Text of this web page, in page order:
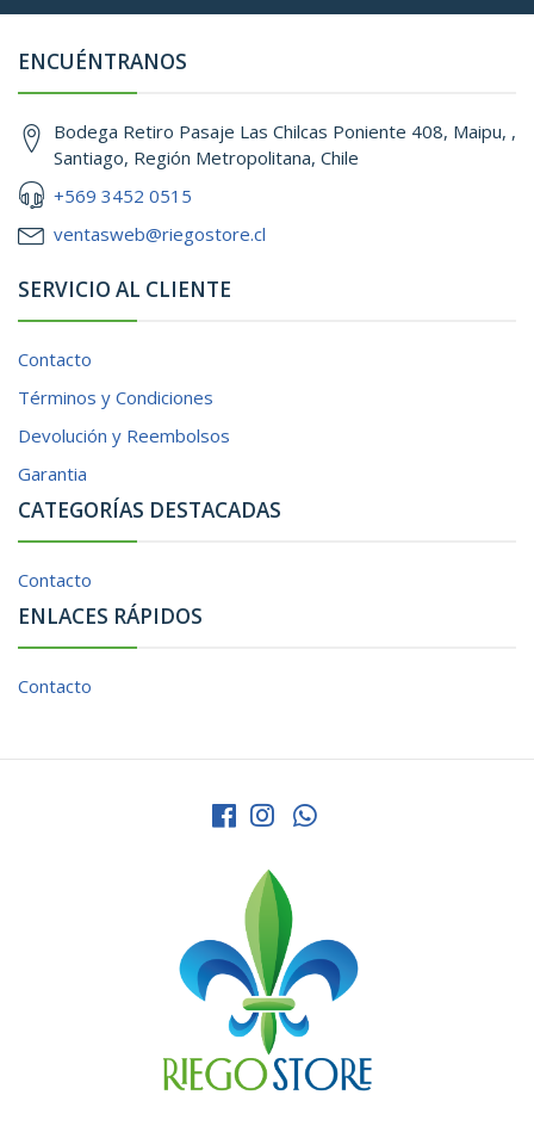
ENCUÉNTRANOS
Bodega Retiro Pasaje Las Chilcas Poniente 408, Maipu, ,
Santiago, Región Metropolitana, Chile
+569 3452 0515
ventasweb@riegostore.cl
SERVICIO AL CLIENTE
Contacto
Términos y Condiciones
Devolución y Reembolsos
Garantia
CATEGORÍAS DESTACADAS
Contacto
ENLACES RÁPIDOS
Contacto